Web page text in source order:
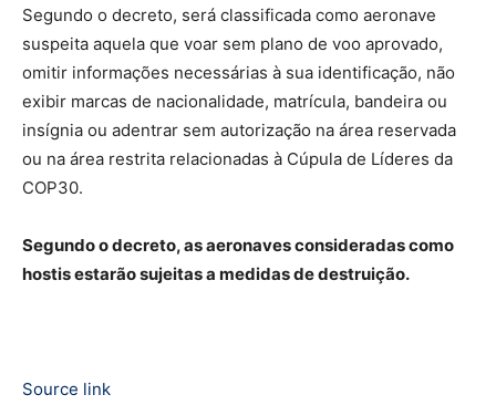
Segundo o decreto, será classificada como aeronave
suspeita aquela que voar sem plano de voo aprovado,
omitir informações necessárias à sua identificação, não
exibir marcas de nacionalidade, matrícula, bandeira ou
insígnia ou adentrar sem autorização na área reservada
ou na área restrita relacionadas à Cúpula de Líderes da
COP30.
Segundo o decreto, as aeronaves consideradas como
hostis estarão sujeitas a medidas de destruição.
Source link